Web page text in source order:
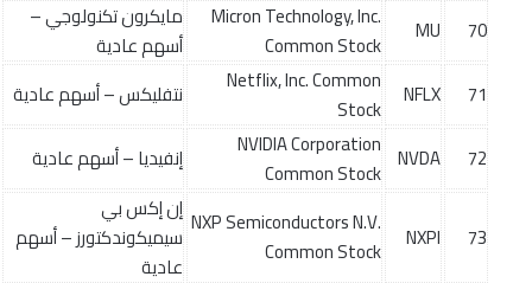
70
MU
Micron Technology, Inc.
Common Stock
مايكرون تكنولوجي –
أسهم عادية
71
NFLX
Netflix, Inc. Common
Stock
نتفليكس – أسهم عادية
72
NVDA
NVIDIA Corporation
Common Stock
إنفيديا – أسهم عادية
73
NXPI
NXP Semiconductors N.V.
Common Stock
إن إكس بي
سيميكوندكتورز – أسهم
عادية